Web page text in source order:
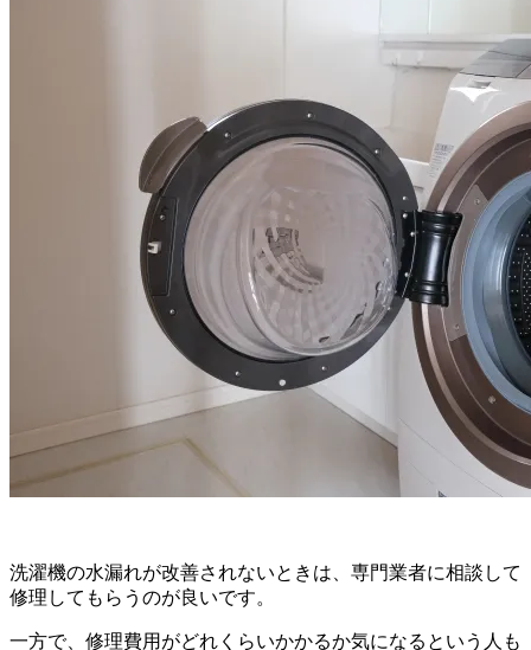
洗濯機の水漏れが改善されないときは、専門業者に相談して
修理してもらうのが良いです。
一方で、修理費用がどれくらいかかるか気になるという人も